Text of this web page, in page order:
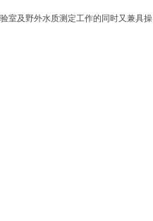
室及野外水质测定工作的同时又兼具操